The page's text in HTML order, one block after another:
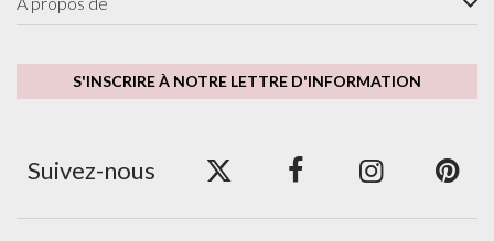
S'INSCRIRE À NOTRE LETTRE D'INFORMATION
Suivez-nous